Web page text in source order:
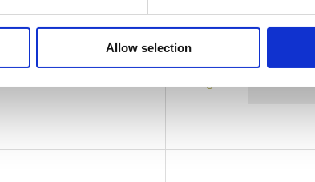
Allow selection
Hyper
svettebånd
antall